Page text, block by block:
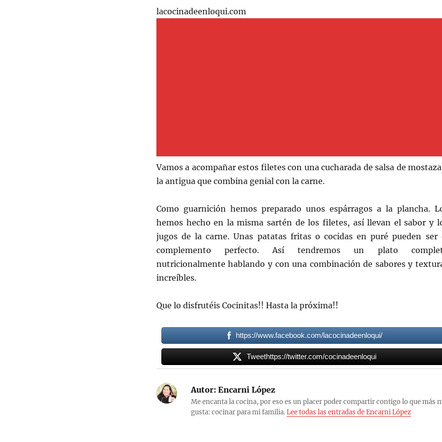
lacocinadeenloqui.com
Vamos a acompañar estos filetes con una cucharada de salsa de
la antigua que combina genial con la carne.
Como guarnición hemos preparado unos espárragos a la plancha.
hemos hecho en la misma sartén de los filetes, así llevan el sabor y
jugos de la carne. Unas patatas fritas o cocidas en puré pueden ser
complemento perfecto. Así tendremos un plato
nutricionalmente hablando y con una combinación de sabores y
increíbles.
Que lo disfrutéis Cocinitas!! Hasta la próxima!!
https://www.facebook.com/lacocinadeenloqui/
Tweethttps://twitter.com/cocinadeenloqui
Autor:Encarni López
Me encanta la cocina, por eso es un placer poder compartir contigo lo que más
gusta: cocinar para mi familia.Lee todas las entradas de Encarni López